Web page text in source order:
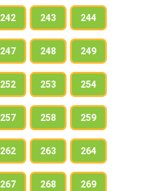
242 243 244
247 248 249
252 253 254
257 258 259
262 263 264
267 268 269